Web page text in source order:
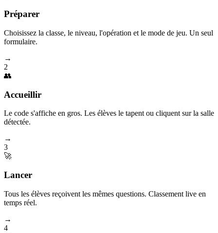
Préparer
Choisissez la classe, le niveau, l'opération et le mode de jeu. Un seul
formulaire.
→
2
👥
Accueillir
Le code s'affiche en gros. Les élèves le tapent ou cliquent sur la salle
détectée.
→
3
🚀
Lancer
Tous les élèves reçoivent les mêmes questions. Classement live en
temps réel.
→
4